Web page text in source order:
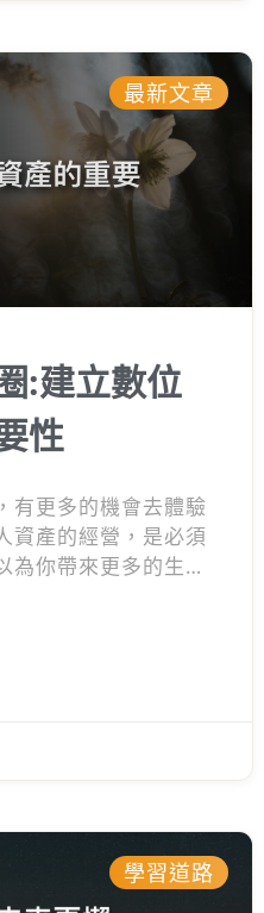
最新文章
:建立數位
性
有更多的機會去體驗
資產的經營，是必須
為你帶來更多的生活
會不會看一下別人的
學習道路